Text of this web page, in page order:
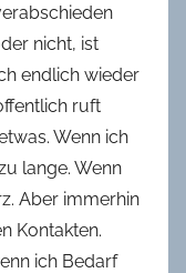
nicht, ist
endlich wieder
ruft
Wenn ich
lange. Wenn
Aber immerhin
Kontakten.
ich Bedarf